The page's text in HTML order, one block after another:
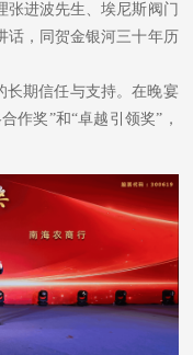
张进波先生、埃尼斯阀门
话，同贺金银河三十年历
期信任与支持。在晚宴
作奖”和“卓越引领奖”，